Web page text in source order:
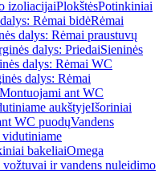
izoliacijaiPlokštėsPotinkiniai
Rėmai bidėRėmai
dalys: Rėmai praustuvų
dalys: PriedaiSieninės
dalys: Rėmai WC
dalys: Rėmai
Montuojami ant WC
aukštyjeIšoriniai
WC puodųVandens
bakeliaiOmega
ir vandens nuleidimo